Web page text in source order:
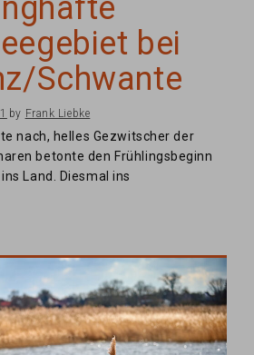
bei
Schwante
by Frank Liebke
nach, helles Gezwitscher der
betonte den Frühlingsbeginn
Land. Diesmal ins